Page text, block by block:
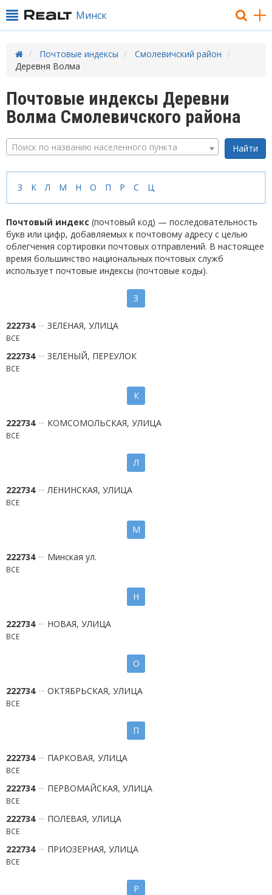
Минск
Почтовые индексы
Смолевичский район
Деревня Волма
Почтовые индексы Деревни
Волма Смолевичского района
Поиск по названию населенного пункта
З К Л М Н О П Р С Ц
Почтовый индекс (почтовый код) — последовательность
букв или цифр, добавляемых к почтовому адресу с целью
облегчения сортировки почтовых отправлений. В настоящее
время большинство национальных почтовых служб
использует почтовые индексы (почтовые коды).
З
222734 ЗЕЛЕНАЯ, УЛИЦА
ВСЕ
222734 ЗЕЛЕНЫЙ, ПЕРЕУЛОК
ВСЕ
К
222734 КОМСОМОЛЬСКАЯ, УЛИЦА
ВСЕ
Л
222734 ЛЕНИНСКАЯ, УЛИЦА
ВСЕ
М
222734 Минская ул.
ВСЕ
Н
222734 НОВАЯ, УЛИЦА
ВСЕ
О
222734 ОКТЯБРЬСКАЯ, УЛИЦА
ВСЕ
П
222734 ПАРКОВАЯ, УЛИЦА
ВСЕ
222734 ПЕРВОМАЙСКАЯ, УЛИЦА
ВСЕ
222734 ПОЛЕВАЯ, УЛИЦА
ВСЕ
222734 ПРИОЗЕРНАЯ, УЛИЦА
ВСЕ
Р